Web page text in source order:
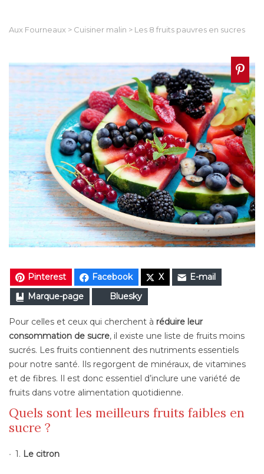
Aux Fourneaux > Cuisiner malin > Les 8 fruits pauvres en sucres
Pinterest Facebook X
E-mail
Marque-page
Bluesky
Pour celles et ceux qui cherchent à réduire leur
consommation de sucre, il existe une liste de fruits moins
sucrés. Les fruits contiennent des nutriments essentiels
pour notre santé. Ils regorgent de minéraux, de vitamines
et de fibres. Il est donc essentiel d’inclure une variété de
fruits dans votre alimentation quotidienne.
Quels sont les meilleurs fruits faibles en
sucre ?
1. Le citron